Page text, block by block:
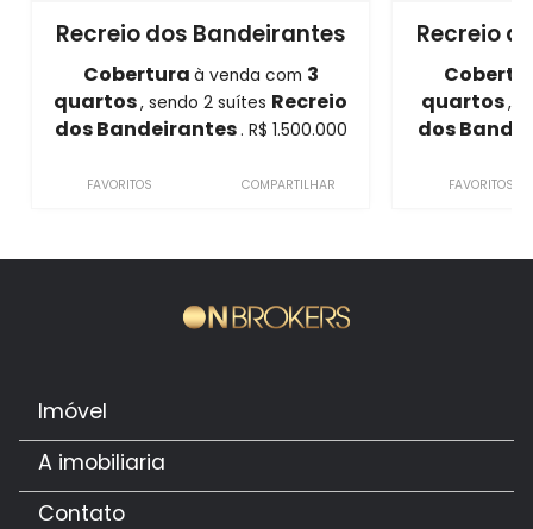
Recreio dos Bandeirantes
Cobertura à venda com 3
quartos, sendo 2 suítes Recreio
dos Bandeirantes. R$ 1.500.000
FAVORITOS COMPARTILHAR
Recreio
quartos,
dos
FAVORITOS
Imóvel
A imobiliaria
Contato